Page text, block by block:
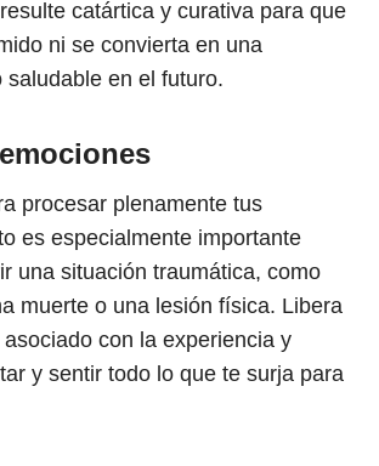
catártica y curativa para que
ni se convierta en una
saludable en el futuro.
procesar plenamente tus
es especialmente importante
una situación traumática, como
muerte o una lesión física. Libera
con la experiencia y
y sentir todo lo que te surja para